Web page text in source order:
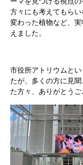
方々にも考えてもら
変わった植物など、
えました。
市役所アトリウムと
たが、多くの方に見
た方々、ありがとうご